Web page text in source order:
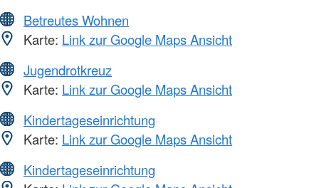
Betreutes Wohnen
Karte: Link zur Google Maps Ansicht
Jugendrotkreuz
Karte: Link zur Google Maps Ansicht
Kindertageseinrichtung
Karte: Link zur Google Maps Ansicht
Kindertageseinrichtung